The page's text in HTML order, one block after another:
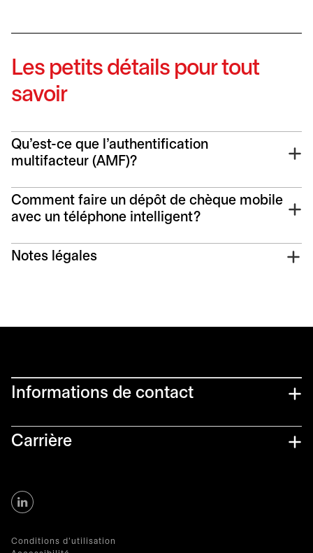
Les petits détails pour tout
savoir
Qu'est-ce que l'authentification
multifacteur (AMF)?
Comment faire un dépôt de chèque mobile
avec un téléphone intelligent?
Notes légales
Informations de contact​
Carrière
s’ouvre dans un nouvel onglet
Conditions d'utilisation